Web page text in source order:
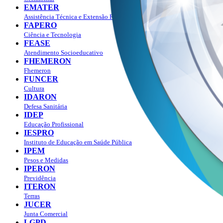
EMATER
Assistência Técnica e Extensão Rural
FAPERO
Ciência e Tecnologia
FEASE
Atendimento Socioeducativo
FHEMERON
Fhemeron
FUNCER
Cultura
IDARON
Defesa Sanitária
IDEP
Educação Profissional
IESPRO
Instituto de Educação em Saúde Pública
IPEM
Pesos e Medidas
IPERON
Previdência
ITERON
Terras
JUCER
Junta Comercial